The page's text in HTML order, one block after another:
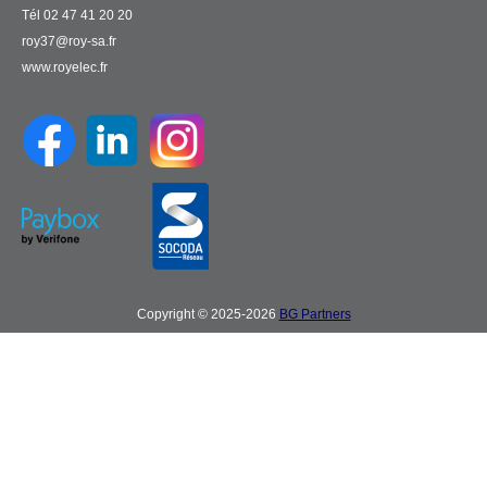
Tél 02 47 41 20 20
roy37@roy-sa.fr
www.royelec.fr
Copyright © 2025-2026 BG Partners